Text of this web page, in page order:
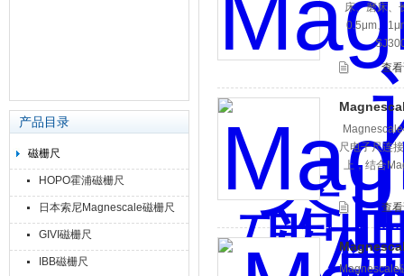
产品目录
磁栅尺
HOPO霍浦磁栅尺
日本索尼Magnescale磁栅尺
GIVI磁栅尺
IBB磁栅尺
床、磨床、
0.5μm、
查
尺电子尺连
上，结合
查
Magnescale